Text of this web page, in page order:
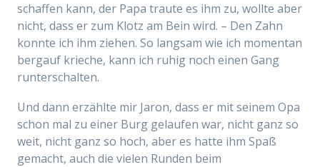
schaffen kann, der Papa traute es ihm zu, wollte aber
nicht, dass er zum Klotz am Bein wird. – Den Zahn
konnte ich ihm ziehen. So langsam wie ich momentan
bergauf krieche, kann ich ruhig noch einen Gang
runterschalten.
Und dann erzählte mir Jaron, dass er mit seinem Opa
schon mal zu einer Burg gelaufen war, nicht ganz so
weit, nicht ganz so hoch, aber es hatte ihm Spaß
gemacht, auch die vielen Runden beim